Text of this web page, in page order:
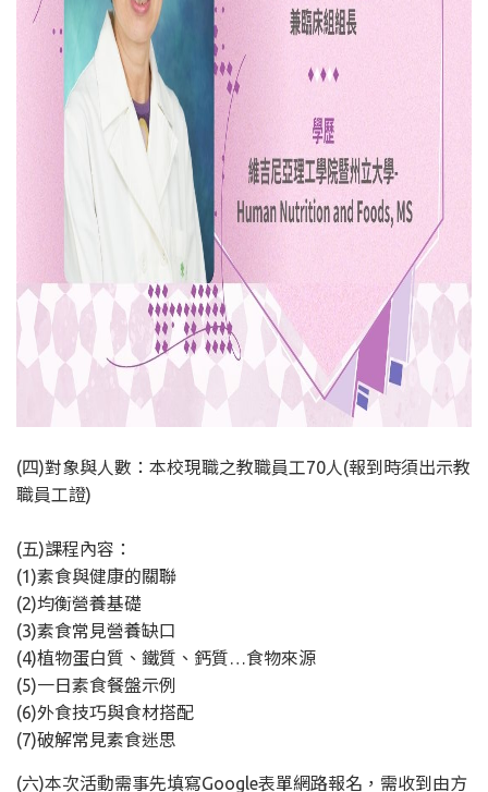
(四)對象與人數：本校現職之教職員工70人(報到時須出示教
職員工證)
(五)課程內容：
(1)素食與健康的關聯
(2)均衡營養基礎
(3)素食常見營養缺口
(4)植物蛋白質、鐵質、鈣質…食物來源
(5)一日素食餐盤示例
(6)外食技巧與食材搭配
(7)破解常見素食迷思
(六)本次活動需事先填寫Google表單網路報名，需收到由方